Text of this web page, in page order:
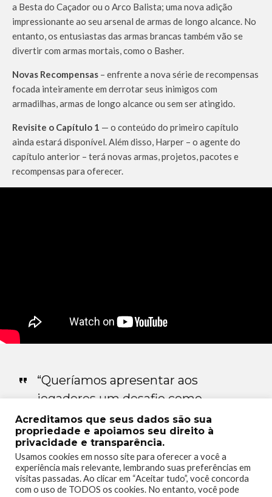
a Besta do Caçador ou o Arco Balista; uma nova adição
impressionante ao seu arsenal de armas de longo alcance. No
entanto, os entusiastas das armas brancas também vão se
divertir com armas mortais, como o Basher.
Novas Recompensas – enfrente a nova série de recompensas
focada inteiramente em derrotar seus inimigos com
armadilhas, armas de longo alcance ou sem ser atingido.
Revisite o Capítulo 1 — o conteúdo do primeiro capítulo
ainda estará disponível. Além disso, Harper – o agente do
capítulo anterior – terá novas armas, projetos, pacotes e
recompensas para oferecer.
“Queríamos apresentar aos
jogadores um desafio como
nunca antes visto. A Bruxa é
uma inimiga extraordinária,
poderosa o suficiente para até
mesmo quebrar as regras do
jogo – tornando o Dia na Cidade
Acreditamos que seus dados são sua
propriedade e apoiamos seu direito à
privacidade e transparência.
Usamos cookies em nosso site para oferecer a você a
experiência mais relevante, lembrando suas preferências em
visitas passadas. Ao clicar em “Aceitar tudo”, você concorda
com o uso de TODOS os cookies. No entanto, você pode